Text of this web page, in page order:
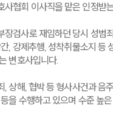
사협회 이사직을 맡은 인정받
장검사로 재임하던 당시 성범
, 강제추행, 성착취물소지 등
변호사입니다.
, 상해, 협박 등 형사사건과 음
을 수행하고 있으며 수준 높